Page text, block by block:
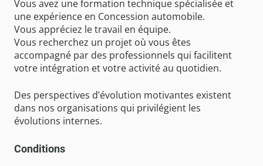
Vous avez une formation technique spécialisée et
une expérience en Concession automobile.
Vous appréciez le travail en équipe.
Vous recherchez un projet où vous êtes
accompagné par des professionnels qui facilitent
votre intégration et votre activité au quotidien.
Des perspectives d’évolution motivantes existent
dans nos organisations qui privilégient les
évolutions internes.
Conditions